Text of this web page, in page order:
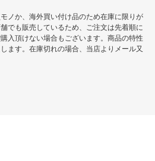
ノか、海外買い付け品のため在庫に限りが
でも販売しているため、ご注文は先着順に
入頂けない場合もございます。商品の特性
ます。在庫切れの場合、当店よりメール又